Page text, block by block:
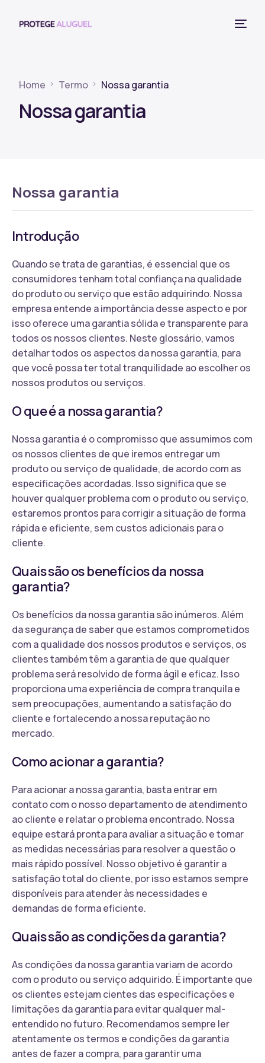
Home Termo Nossa garantia
Nossa garantia
Nossa garantia
Introdução
Quando se trata de garantias, é essencial que os
consumidores tenham total confiança na qualidade
do produto ou serviço que estão adquirindo. Nossa
empresa entende a importância desse aspecto e por
isso oferece uma garantia sólida e transparente para
todos os nossos clientes. Neste glossário, vamos
detalhar todos os aspectos da nossa garantia, para
que você possa ter total tranquilidade ao escolher os
nossos produtos ou serviços.
O que é a nossa garantia?
Nossa garantia é o compromisso que assumimos com
os nossos clientes de que iremos entregar um
produto ou serviço de qualidade, de acordo com as
especificações acordadas. Isso significa que se
houver qualquer problema com o produto ou serviço,
estaremos prontos para corrigir a situação de forma
rápida e eficiente, sem custos adicionais para o
cliente.
Quais são os benefícios da nossa
garantia?
Os benefícios da nossa garantia são inúmeros. Além
da segurança de saber que estamos comprometidos
com a qualidade dos nossos produtos e serviços, os
clientes também têm a garantia de que qualquer
problema será resolvido de forma ágil e eficaz. Isso
proporciona uma experiência de compra tranquila e
sem preocupações, aumentando a satisfação do
cliente e fortalecendo a nossa reputação no
mercado.
Como acionar a garantia?
Para acionar a nossa garantia, basta entrar em
contato com o nosso departamento de atendimento
ao cliente e relatar o problema encontrado. Nossa
equipe estará pronta para avaliar a situação e tomar
as medidas necessárias para resolver a questão o
mais rápido possível. Nosso objetivo é garantir a
satisfação total do cliente, por isso estamos sempre
disponíveis para atender às necessidades e
demandas de forma eficiente.
Quais são as condições da garantia?
As condições da nossa garantia variam de acordo
com o produto ou serviço adquirido. É importante que
os clientes estejam cientes das especificações e
limitações da garantia para evitar qualquer mal-
entendido no futuro. Recomendamos sempre ler
atentamente os termos e condições da garantia
antes de fazer a compra, para garantir uma